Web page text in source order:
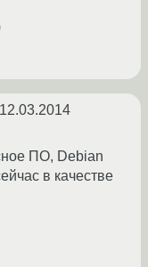
12.03.2014
ПО, Debian
в качестве